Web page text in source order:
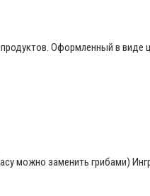
Оформленный в виде
можно заменить грибами)